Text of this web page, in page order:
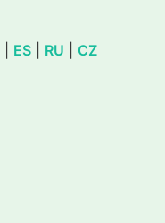
ES RU CZ